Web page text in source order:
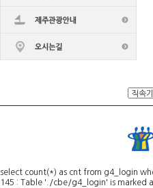
select count(*) as cnt from g4_login
145 : Table './cbe/g4_login' is marked